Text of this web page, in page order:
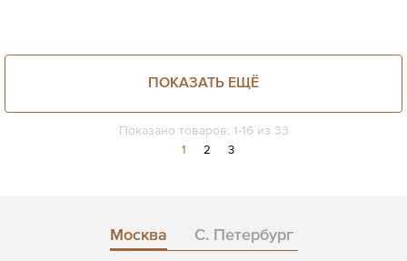
ПОКАЗАТЬ ЕЩЁ
Показано товаров: 1-16из 33
Вы
1 Страница
2 Страница
3
Москва С. Петербург